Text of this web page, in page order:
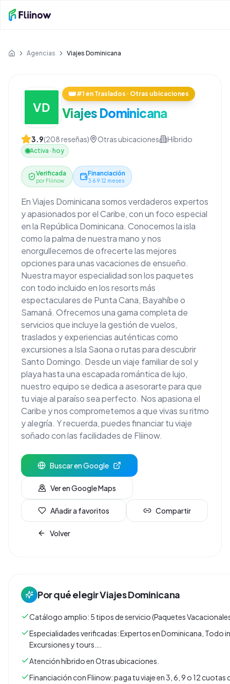
Inicio Agencias Viajes Dominicana
👑#1 en Traslados · Otras ubicaciones
Viajes Dominicana
3.9(208reseñas) Otras ubicaciones Híbrido
Activa · hoy
Verificada
por Fliinow
Financiación
3·6·9·12 meses
En Viajes Dominicana somos verdaderos expertos
y apasionados por el Caribe, con un foco especial
en la República Dominicana. Conocemos la isla
como la palma de nuestra mano y nos
enorgullecemos de ofrecerte las mejores
opciones para unas vacaciones de ensueño.
Nuestra mayor especialidad son los paquetes
con todo incluido en los resorts más
espectaculares de Punta Cana, Bayahíbe o
Samaná. Ofrecemos una gama completa de
servicios que incluye la gestión de vuelos,
traslados y experiencias auténticas como
excursiones a Isla Saona o rutas para descubrir
Santo Domingo. Desde un viaje familiar de sol y
playa hasta una escapada romántica de lujo,
nuestro equipo se dedica a asesorarte para que
tu viaje al paraíso sea perfecto. Nos apasiona el
Caribe y nos comprometemos a que vivas su ritmo
y alegría. Y recuerda, puedes financiar tu viaje
soñado con las facilidades de Fliinow.
Buscar en Google
Ver en Google Maps
Añadir a favoritos Compartir
Volver
Por qué elegirViajes Dominicana
Catálogo amplio: 5 tipos de servicio (Paquetes
Especialidades verificadas: Expertos en Dominicana, Todo
Excursiones y tours….
Atención híbrido en Otras ubicaciones.
Financiación con Fliinow: paga tu viaje en 3, 6, 9 o 12